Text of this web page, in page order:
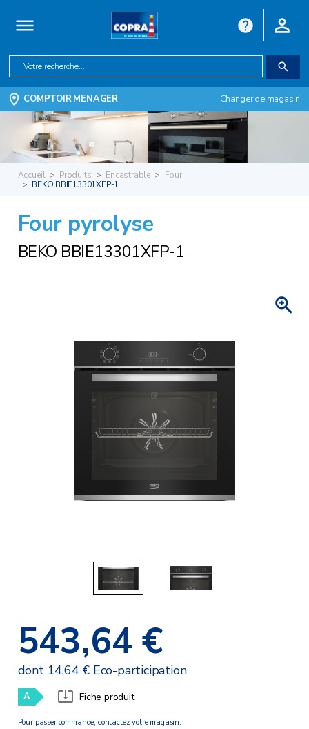
COMPTOIR MENAGER Changer de magasin
Accueil Produits Encastrable
Four
BEKO BBIE13301XFP-1
Four pyrolyse
BEKO BBIE13301XFP-1
543,64 €
dont 14,64 € Eco-participation
A Fiche produit
Pour passer commande, contactez votre magasin.